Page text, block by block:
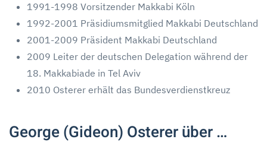
1991-1998 Vorsitzender Makkabi Köln
1992-2001 Präsidiumsmitglied Makkabi Deutschland
2001-2009 Präsident Makkabi Deutschland
2009 Leiter der deutschen Delegation während der
18. Makkabiade in Tel Aviv
2010 Osterer erhält das Bundesverdienstkreuz
George (Gideon) Osterer über …